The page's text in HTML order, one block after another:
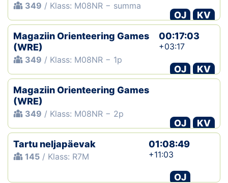
349 / Klass: M08NR − summa
OJ
KV
Magaziin Orienteering Games
(WRE)
349 / Klass: M08NR − 1p
00:17:03
+03:17
OJ
KV
Magaziin Orienteering Games
(WRE)
349 / Klass: M08NR − 2p
OJ
KV
Tartu neljapäevak
145 / Klass: R7M
01:08:49
+11:03
OJ